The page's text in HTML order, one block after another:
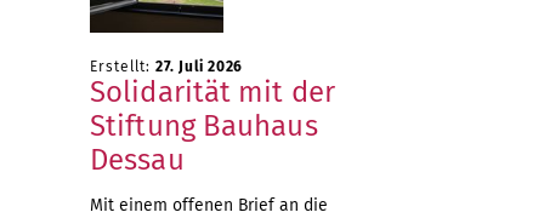
Erstellt: 27. Juli 2026
Solidarität mit der
Stiftung Bauhaus
Dessau
Mit einem offenen Brief an die